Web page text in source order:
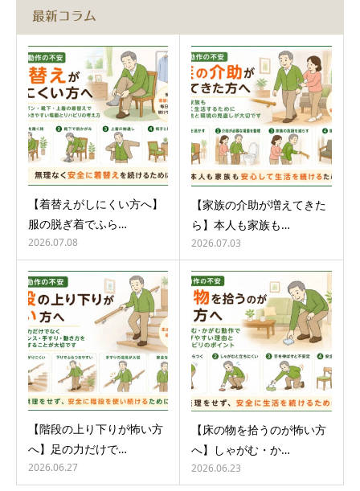
最新コラム
【着替えがしにくい方へ】
服の脱ぎ着でふら…
2026.07.08
【家族の介助が増えてきた
ら】本人も家族も…
2026.07.03
【階段の上り下りが怖い方
へ】足の力だけで…
2026.06.27
【床の物を拾うのが怖い方
へ】しゃがむ・か…
2026.06.23